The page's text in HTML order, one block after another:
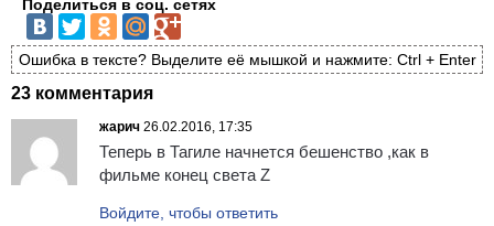
Поделиться в соц. сетях
Ошибка в тексте? Выделите её мышкой и нажмите: Ctrl + Enter
23 комментария
жарич 26.02.2016, 17:35
Теперь в Тагиле начнется бешенство ,как в
фильме конец света Z
Войдите, чтобы ответить